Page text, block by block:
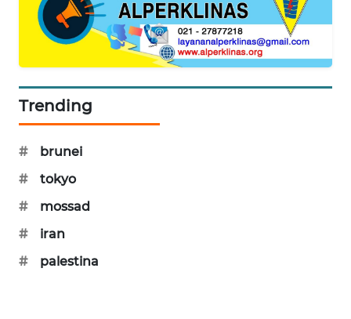
Trending
#
brunei
#
tokyo
#
mossad
#
iran
#
palestina
MARTABAT
PLN
WATCH
MKLI
LKKI